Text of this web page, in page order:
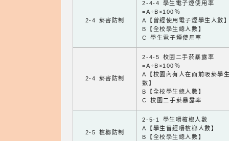
2-4 菸害防制
2-4-4 學生電子煙使用率
=A÷B×100％
A【曾經使用電子煙學生人數
B【全校學生總人數】
C 學生電子煙使用率
2-4 菸害防制
2-4-5 校園二手菸暴露率
=A÷B×100％
A【校園內有人在面前吸菸學
數】
B【全校學生總人數】
C 校園二手菸暴露率
2-5 檳榔防制
2-5-1 學生嚼檳榔人數
A【學生曾經嚼檳榔人數】
B【全校學生總人數】